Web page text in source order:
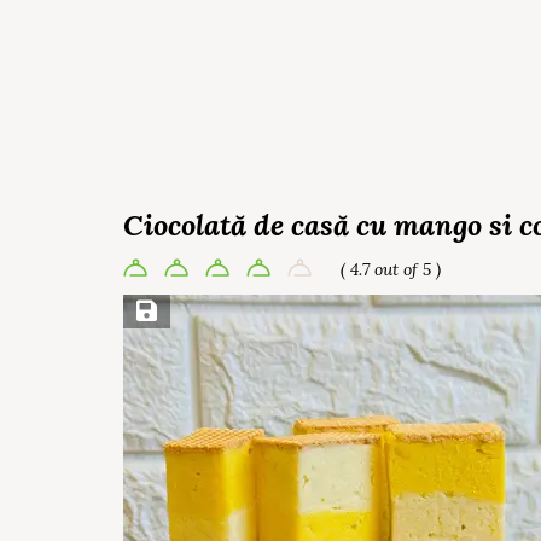
Ciocolată de casă cu mango si
( 4.7 out of 5 )
Save Recipe